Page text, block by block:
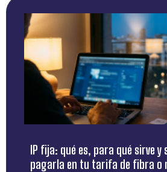
IP fija: qué es, para qué sirve y
pagarla en tu tarifa de fibra o